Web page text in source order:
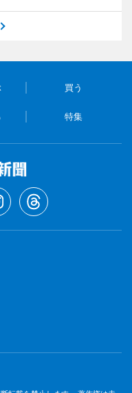
買う
特集